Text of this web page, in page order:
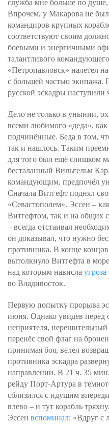
служба мне больше по
Впрочем, у Макарова не
командиров крупных
соответствуют своим
боевыми и энергичными
талантливого
«Петропавловск» налетел
с большей частью экипажа.
русской эскадры наступили
Дело не только в унынии,
всеми любимого «деда»,
подчинённые. Беда в том,
так и нашлось. Таким
для того был ещё слишком
бесталанный Вильгельм
командующим, предпочёл
Сначала Витгефт поднял
«Севастополем». Эссен –
Витгефтом, так и на общих
– всегда отстаивал
он доказывал, что нужно
противника. В конце
вытолкнуло Витгефта в
над которым нависла угроза
во Владивосток.
Первую попытку прорыва
июня. Однако увидев перед
неприятеля,
перенёс свой флаг на
принимая боя, велел
противника эскадра
направлении. В 21 ч. 35
рейду Порт-Артура в
сблизился с идущим
влево – и тут корабль
Эссен вспоминал: «Вдруг с